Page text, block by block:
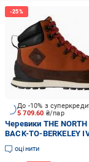
5 709.60 ₴/пар
Черевики THE NORTH
BACK-TO-BERKELEY
WP NF0A8177DOY1
коричневий
оцінити